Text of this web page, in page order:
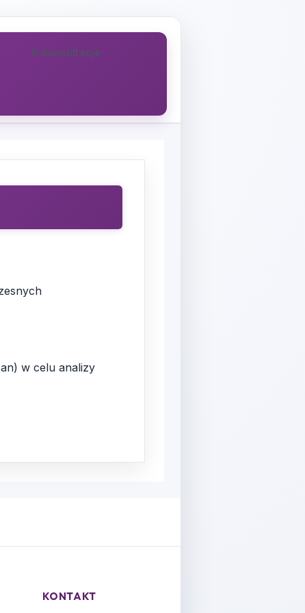
E-konsultacje
w celu analizy
KONTAKT